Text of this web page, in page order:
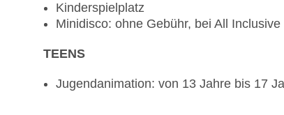
Kinderspielplatz
Minidisco: ohne Gebühr, bei All
TEENS
Jugendanimation: von 13 Jahre bis 17